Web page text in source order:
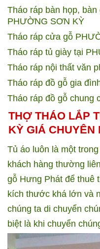
Tháo ráp bàn họp,
PHƯỜNG SƠN KỲ
Tháo ráp cửa gỗ
Tháo ráp tủ giày tại
Tháo ráp nội thất văn
Tháo ráp đồ gỗ gia
Tháo ráp đồ gỗ chung
THỢ THÁO LẮP
KỲ GIÁ CHUYÊN
Tủ áo luôn là một
khách hàng thường
gỗ Hưng Phát để thuê
kích thước khá lớn và
chúng ta di chuyển
biệt là khi chuyển